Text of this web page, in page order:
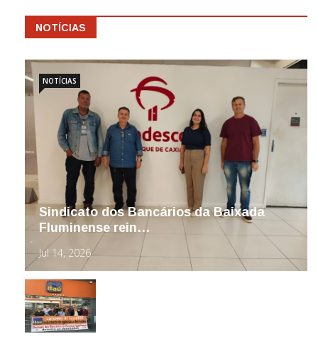
NOTÍCIAS
Sindicato dos Bancários da Baixada
Fluminense rein…
Jul 14, 2026
NOTÍCIAS